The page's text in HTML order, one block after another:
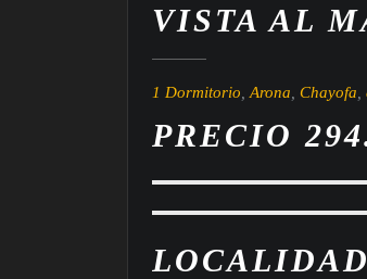
VISTA AL
1 Dormitorio Arona Chayofa
PRECIO
LOCALIDAD